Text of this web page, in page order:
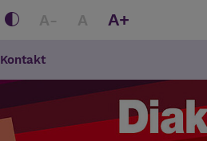
A- A A+
Kontakt